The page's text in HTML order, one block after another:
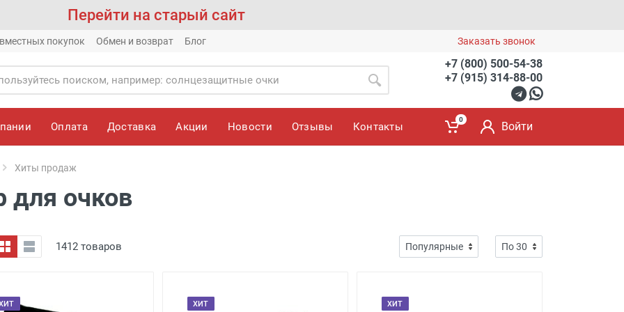
Перейти на старый сайт
покупок Обмен и возврат Блог Заказать звонок
+7 (800) 500-54-38
+7 (915) 314-88-00
Оплата Доставка Акции Новости Отзывы Контакты
0
Войти
Хиты продаж
для очков
1412 товаров
ХИТ ХИТ